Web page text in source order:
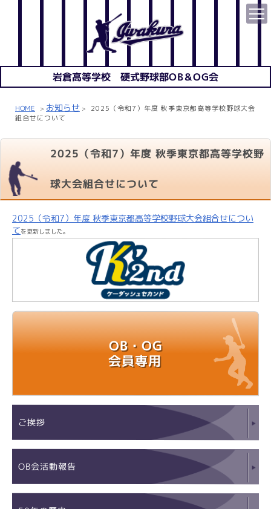
岩倉高等学校 硬式野球部OB＆OG会
HOME > お知らせ >
2025（令和7）年度 秋季東京都高等学校野球大会
組合せについて
2025（令和7）年度 秋季東京都高等学校野
球大会組合せについて
2025（令和7）年度 秋季東京都高等学校野球大会組合せについ
てを更新しました。
OB・OG
会員専用
ご挨拶
OB会活動報告